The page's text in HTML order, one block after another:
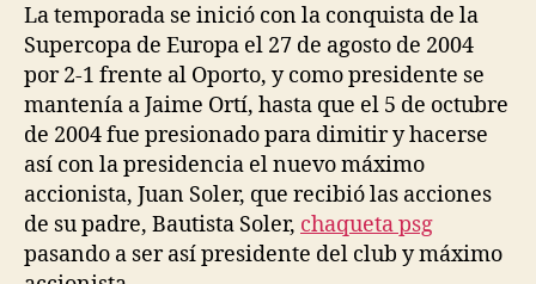
La temporada se inició con la conquista de la
Supercopa de Europa el 27 de agosto de 2004
por 2-1 frente al Oporto, y como presidente se
mantenía a Jaime Ortí, hasta que el 5 de octubre
de 2004 fue presionado para dimitir y hacerse
así con la presidencia el nuevo máximo
accionista, Juan Soler, que recibió las acciones
de su padre, Bautista Soler, chaqueta psg
pasando a ser así presidente del club y máximo